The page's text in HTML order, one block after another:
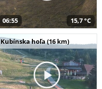
06:55 15,7 °C
Kubínska hoľa (16 km)